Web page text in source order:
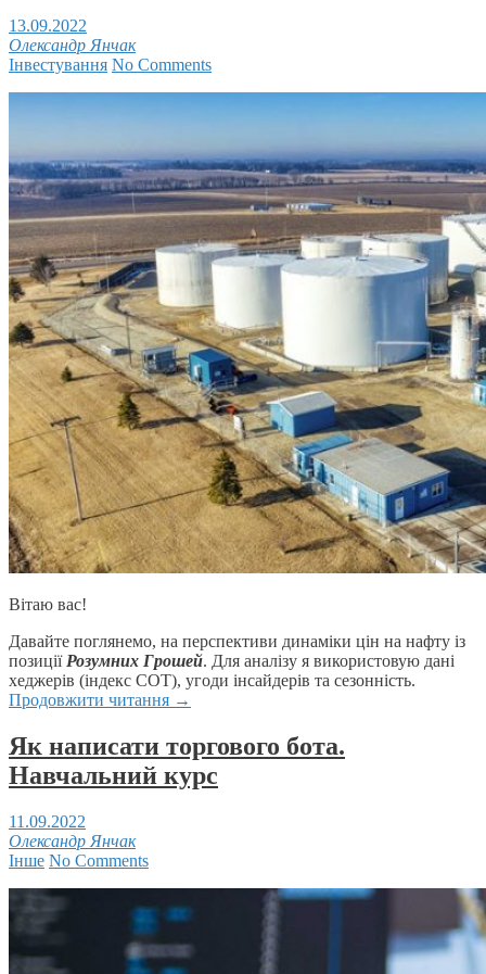
13.09.2022
Олександр Янчак
Інвестування No Comments
Вітаю вас!
Давайте поглянемо, на перспективи динаміки цін на нафту із
позиції Розумних Грошей. Для аналізу я використовую дані
хеджерів (індекс СОТ), угоди інсайдерів та сезонність.
Продовжити читання →
Як написати торгового бота.
Навчальний курс
11.09.2022
Олександр Янчак
Інше No Comments